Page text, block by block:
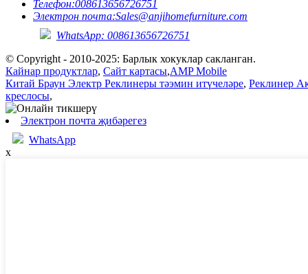
Телефон:008613656726751
Электрон почта:Sales@anjihomefurniture.com
WhatsApp: 008613656726751
© Copyright - 2010-2025: Барлык хокуклар сакланган.
Кайнар продуктлар, Сайт картасы,AMP Mobile
Китай Браун Электр Реклинеры тәэмин итүчеләре, Реклинер
креслосы,
Электрон почта җибәрегез
WhatsApp
x